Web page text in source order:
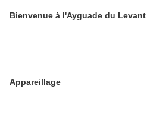
Bienvenue à l'Ayguade du Levant
Appareillage